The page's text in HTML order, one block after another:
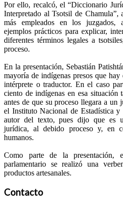
Por ello, recalcó, el “Diccionario
Interpretado al Tsotsil de Chamula”,
más empleados en los juzgados,
ejemplos prácticos para explicar,
diferentes términos legales a
proceso.
En la presentación, Sebastián
mayoría de indígenas presos que
intérprete o traductor. En el caso
ciento de indígenas en esa situación
antes de que su proceso llegara a un
el Instituto Nacional de Estadística
autor del texto, pues dijo que es
jurídica, al debido proceso y, en
humanos.
Como parte de la presentación,
parlamentario se realizó una
productos artesanales.
Contacto